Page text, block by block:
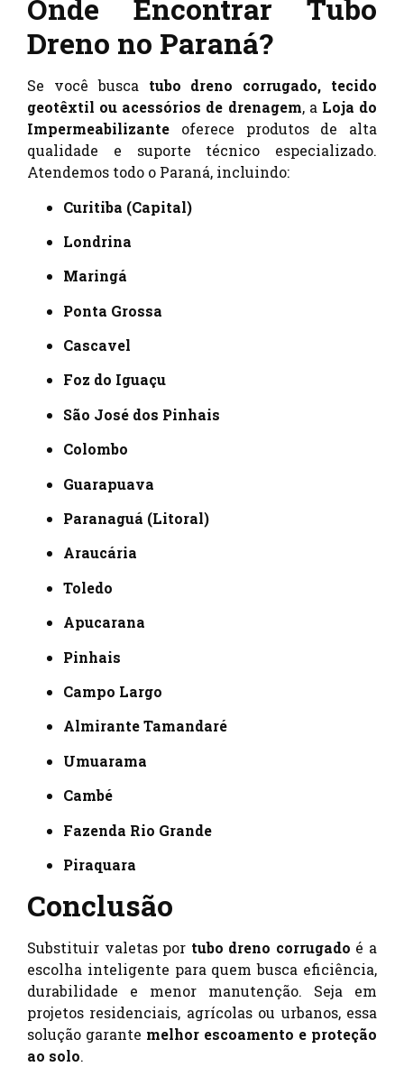
Onde Encontrar Tubo
Dreno no Paraná?
Se você busca tubo dreno corrugado, tecido
geotêxtil ou acessórios de drenagem, a Loja do
Impermeabilizante oferece produtos de alta
qualidade e suporte técnico especializado.
Atendemos todo o Paraná, incluindo:
Curitiba (Capital)
Londrina
Maringá
Ponta Grossa
Cascavel
Foz do Iguaçu
São José dos Pinhais
Colombo
Guarapuava
Paranaguá (Litoral)
Araucária
Toledo
Apucarana
Pinhais
Campo Largo
Almirante Tamandaré
Umuarama
Cambé
Fazenda Rio Grande
Piraquara
Conclusão
Substituir valetas por tubo dreno corrugado é a
escolha inteligente para quem busca eficiência,
durabilidade e menor manutenção. Seja em
projetos residenciais, agrícolas ou urbanos, essa
solução garante melhor escoamento e proteção
ao solo.